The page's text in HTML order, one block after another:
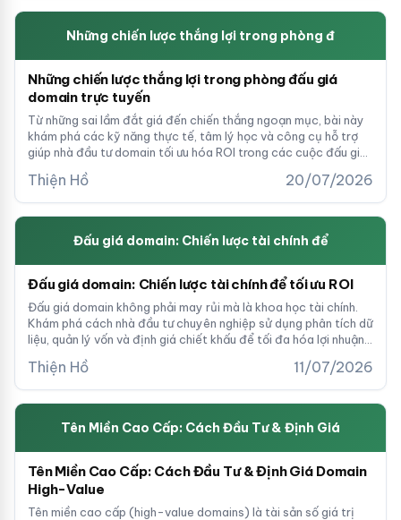
Những chiến lược thắng lợi trong phòng đ
Những chiến lược thắng lợi trong phòng đấu giá
domain trực tuyến
Từ những sai lầm đắt giá đến chiến thắng ngoạn mục, bài này
khám phá các kỹ năng thực tế, tâm lý học và công cụ hỗ trợ
giúp nhà đầu tư domain tối ưu hóa ROI trong các cuộc đấu giá
Thiện Hồ 20/07/2026
Đấu giá domain: Chiến lược tài chính để
Đấu giá domain: Chiến lược tài chính để tối ưu ROI
Đấu giá domain không phải may rủi mà là khoa học tài chính.
Khám phá cách nhà đầu tư chuyên nghiệp sử dụng phân tích dữ
liệu, quản lý vốn và định giá chiết khấu để tối đa hóa lợi nhuận
Thiện Hồ 11/07/2026
Tên Miền Cao Cấp: Cách Đầu Tư & Định Giá
Tên Miền Cao Cấp: Cách Đầu Tư & Định Giá Domain
High-Value
Tên miền cao cấp (high-value domains) là tài sản số giá trị